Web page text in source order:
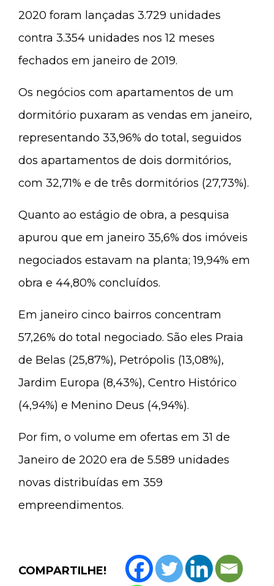
2020 foram lançadas 3.729 unidades
contra 3.354 unidades nos 12 meses
fechados em janeiro de 2019.
Os negócios com apartamentos de um
dormitório puxaram as vendas em janeiro,
representando 33,96% do total, seguidos
dos apartamentos de dois dormitórios,
com 32,71% e de três dormitórios (27,73%).
Quanto ao estágio de obra, a pesquisa
apurou que em janeiro 35,6% dos imóveis
negociados estavam na planta; 19,94% em
obra e 44,80% concluídos.
Em janeiro cinco bairros concentram
57,26% do total negociado. São eles Praia
de Belas (25,87%), Petrópolis (13,08%),
Jardim Europa (8,43%), Centro Histórico
(4,94%) e Menino Deus (4,94%).
Por fim, o volume em ofertas em 31 de
Janeiro de 2020 era de 5.589 unidades
novas distribuídas em 359
empreendimentos.
COMPARTILHE!